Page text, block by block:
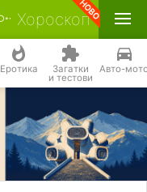
Хороскоп
Еротика Загатки
и тестови
Авто-